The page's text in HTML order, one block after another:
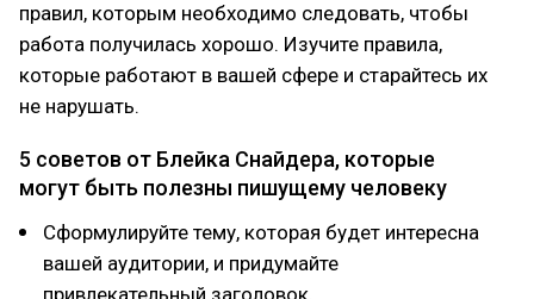
правил, которым необходимо следовать, чтобы
работа получилась хорошо. Изучите правила,
которые работают в вашей сфере и старайтесь их
не нарушать.
5 советов от Блейка Снайдера, которые
могут быть полезны пишущему человеку
Сформулируйте тему, которая будет интересна
вашей аудитории, и придумайте
привлекательный заголовок.